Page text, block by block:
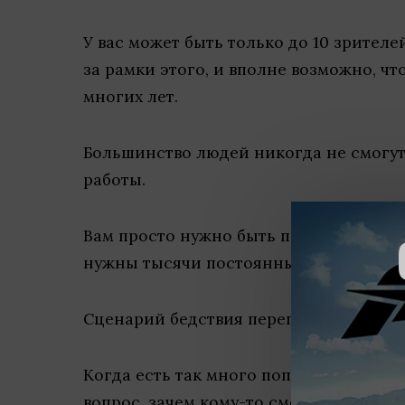
У вас может быть только до 10
за рамки этого, и вполне возможно,
многих лет.
Большинство людей никогда не
работы.
Вам просто нужно быть
нужны тысячи постоянных зрителей.
Сценарий бедствия переполнен.
Когда есть так много популярных